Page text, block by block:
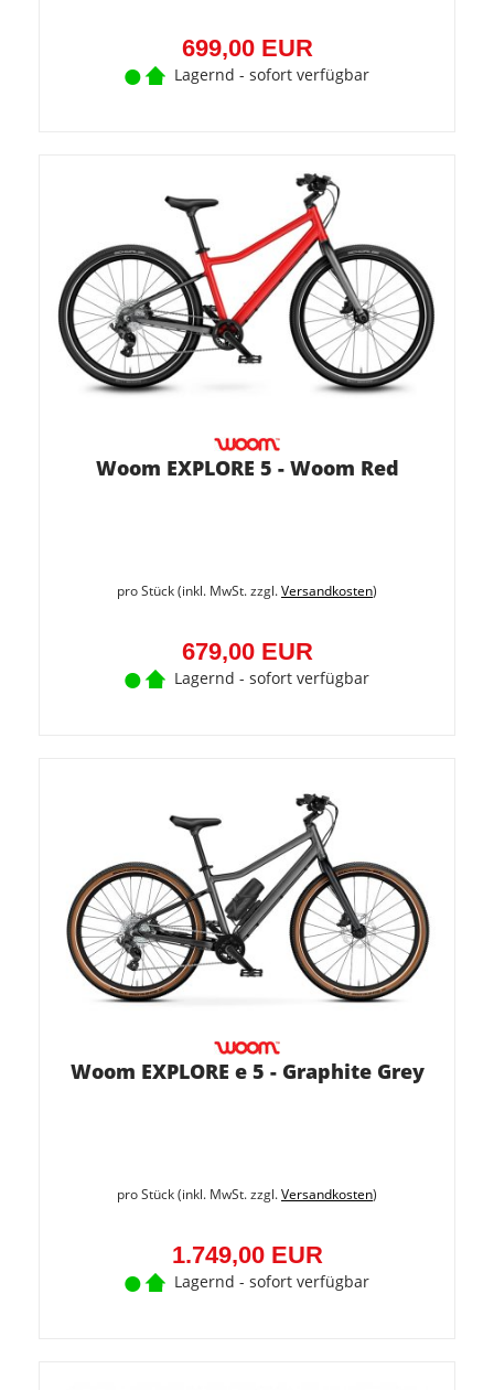
699,00 EUR
Lagernd - sofort verfügbar
Woom EXPLORE 5 - Woom Red
pro Stück (inkl. MwSt. zzgl.Versandkosten)
679,00 EUR
Lagernd - sofort verfügbar
Woom EXPLORE e 5 - Graphite Grey
pro Stück (inkl. MwSt. zzgl.Versandkosten)
1.749,00 EUR
Lagernd - sofort verfügbar